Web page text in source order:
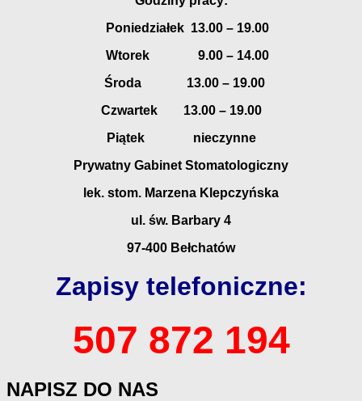
Poniedziałek 13.00 – 19.00
Wtorek 9.00 – 14.00
Środa 13.00 – 19.00
Czwartek 13.00 – 19.00
Piątek nieczynne
Prywatny Gabinet Stomatologiczny
lek. stom. Marzena Klepczyńska
ul. św. Barbary 4
97-400 Bełchatów
Zapisy telefoniczne:
507 872 194
NAPISZ DO NAS